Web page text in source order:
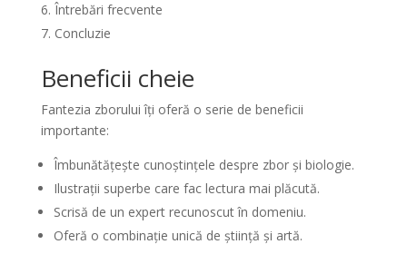
Întrebări frecvente
Concluzie
Beneficii cheie
Fantezia zborului îți oferă o serie de beneficii
importante:
Îmbunătățește cunoștințele despre zbor și biologie.
Ilustrații superbe care fac lectura mai plăcută.
Scrisă de un expert recunoscut în domeniu.
Oferă o combinație unică de știință și artă.